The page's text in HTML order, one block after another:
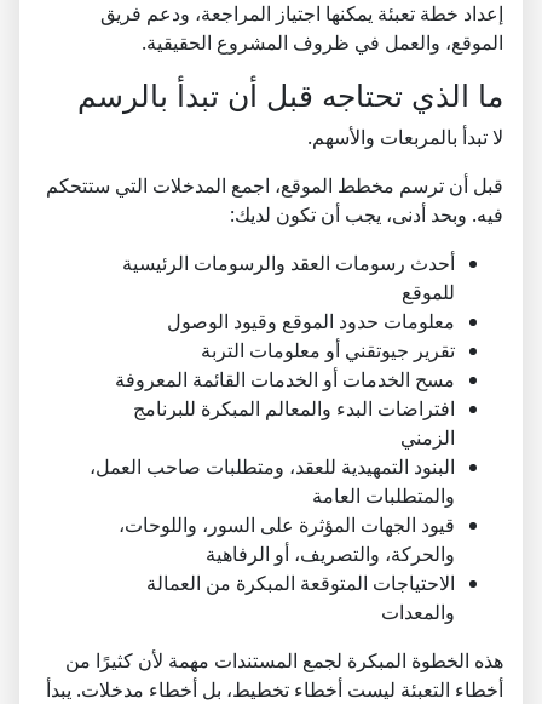
إعداد خطة تعبئة يمكنها اجتياز المراجعة، ودعم فريق
الموقع، والعمل في ظروف المشروع الحقيقية.
ما الذي تحتاجه قبل أن تبدأ بالرسم
لا تبدأ بالمربعات والأسهم.
قبل أن ترسم مخطط الموقع، اجمع المدخلات التي ستتحكم
فيه. وبحد أدنى، يجب أن تكون لديك:
أحدث رسومات العقد والرسومات الرئيسية
للموقع
معلومات حدود الموقع وقيود الوصول
تقرير جيوتقني أو معلومات التربة
مسح الخدمات أو الخدمات القائمة المعروفة
افتراضات البدء والمعالم المبكرة للبرنامج
الزمني
البنود التمهيدية للعقد، ومتطلبات صاحب العمل،
والمتطلبات العامة
قيود الجهات المؤثرة على السور، واللوحات،
والحركة، والتصريف، أو الرفاهية
الاحتياجات المتوقعة المبكرة من العمالة
والمعدات
هذه الخطوة المبكرة لجمع المستندات مهمة لأن كثيرًا من
أخطاء التعبئة ليست أخطاء تخطيط، بل أخطاء مدخلات. يبدأ